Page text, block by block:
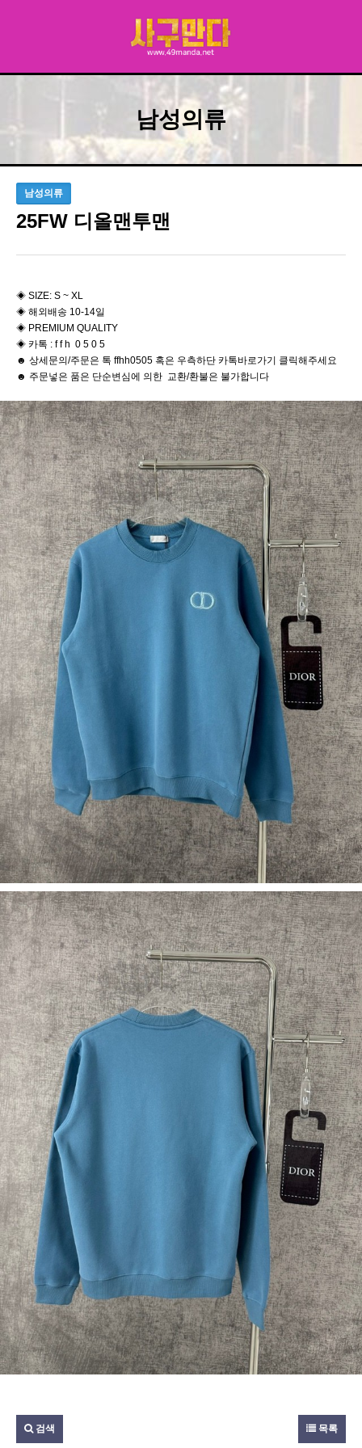
남성의류
남성의류
25FW 디올맨투맨
◈ SIZE: S ~ XL
◈ 해외배송 10-14일
◈ PREMIUM QUALITY
◈ 카톡 : f f h 0 5 0 5
☻ 상세문의/주문은 톡 ffhh0505 혹은 우측하단 카톡바로가기 클릭해주세요
☻ 주문넣은 품은 단순변심에 의한 교환/환불은 불가합니다
검색 목록